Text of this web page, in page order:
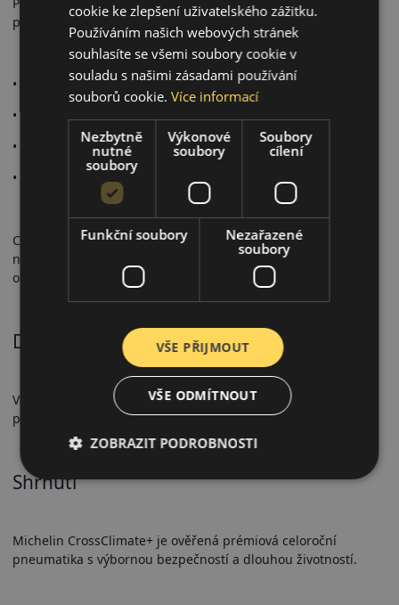
použitelná i v zimě. Na EU štítku většinou dosahuje:
• B / C – přilnavost na mokru
• C – úspornost
• 69–72 dB – hlučnost
• Komfort a hlučnost
CrossClimate+ poskytuje tichou a pohodlnou jízdu ve městě i
na dálnici. Moderní směs zajišťuje stabilní výkon i při
opotřebení.
Doporučené použití
Vhodná pro osobní vozy všech tříd, zejména pro celoroční
provoz bez nutnosti sezónního přezouvání.
Shrnutí
Michelin CrossClimate+ je ověřená prémiová celoroční
pneumatika s výbornou bezpečností a dlouhou životností.
cookie ke zlepšení uživatelského zážitku.
Používáním našich webových stránek
souhlasíte se všemi soubory cookie v
souladu s našimi zásadami používání
souborů cookie.Více informací
Nezbytně
nutné
soubory
Výkonové
soubory
Soubory
cílení
Funkční soubory
Nezařazené
soubory
VŠE PŘIJMOUT
VŠE ODMÍTNOUT
ZOBRAZIT PODROBNOSTI